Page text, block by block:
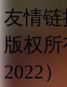
友情链
版权所
2022）